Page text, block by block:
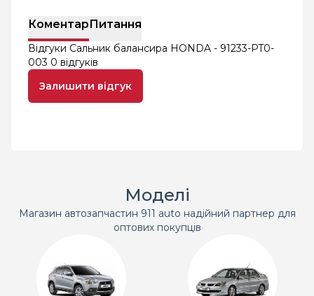
КоментарПитання
Відгуки Сальник балансира HONDA - 91233-PT0-
003 0 відгуків
Залишити відгук
Моделі
Магазин автозапчастин 911 auto надійний партнер для
оптових покупців